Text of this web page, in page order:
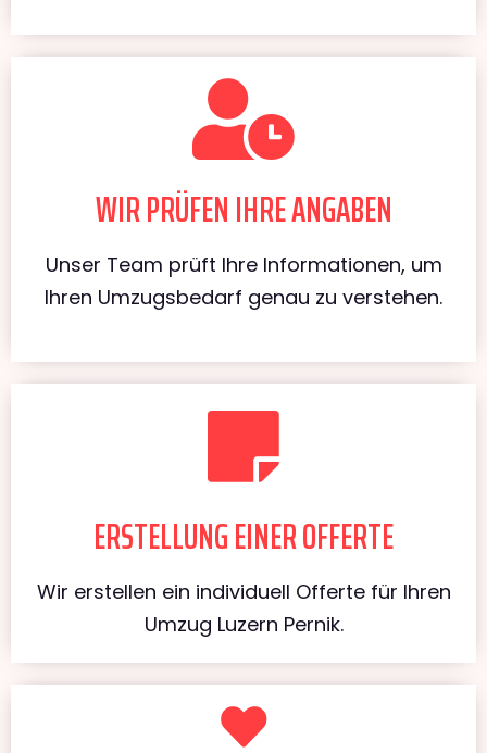
WIR PRÜFEN IHRE ANGABEN
Unser Team prüft Ihre Informationen, um
Ihren Umzugsbedarf genau zu verstehen.
ERSTELLUNG EINER OFFERTE
Wir erstellen ein individuell Offerte für Ihren
Umzug Luzern Pernik.